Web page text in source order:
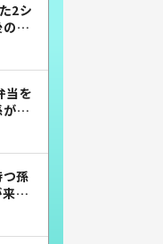
2シ
姿
当を
絶
つ孫
た